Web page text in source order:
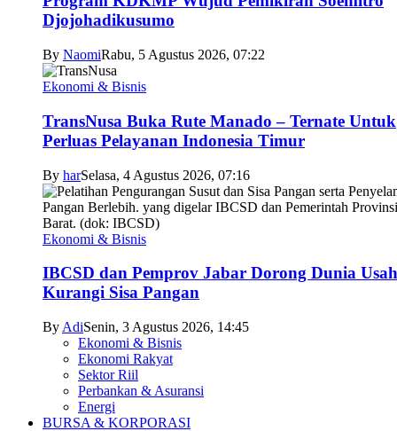
Djojohadikusumo
By NaomiRabu, 5 Agustus 2026, 07:22
Ekonomi & Bisnis
TransNusa Buka Rute Manado – Ternate Untuk
Perluas Pelayanan Indonesia Timur
By harSelasa, 4 Agustus 2026, 07:16
Ekonomi & Bisnis
IBCSD dan Pemprov Jabar Dorong Dunia
Kurangi Sisa Pangan
By AdiSenin, 3 Agustus 2026, 14:45
Ekonomi & Bisnis
Ekonomi Rakyat
Sektor Riil
Perbankan & Asuransi
Energi
BURSA & KORPORASI